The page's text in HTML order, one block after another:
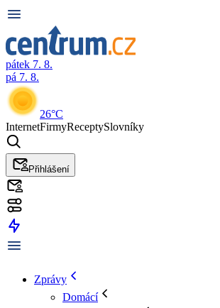
pátek 7. 8.
pá 7. 8.
26°C
InternetFirmyReceptySlovníky
Přihlášení
Zprávy
Domácí